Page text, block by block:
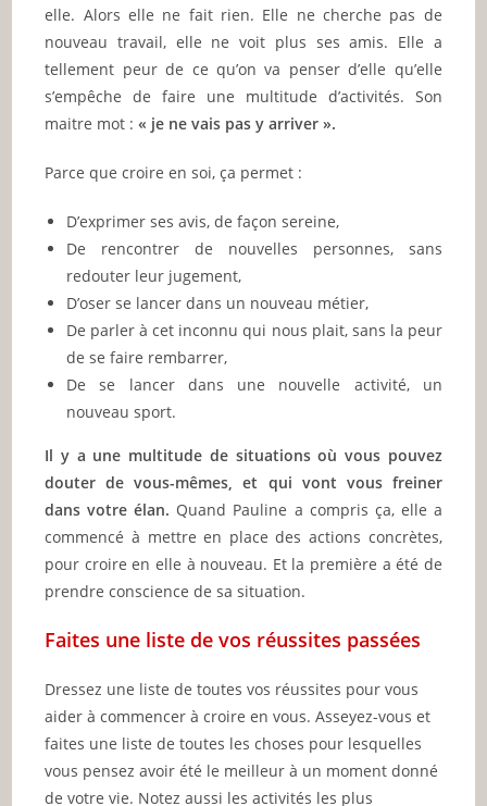
elle. Alors elle ne fait rien. Elle ne cherche pas de
nouveau travail, elle ne voit plus ses amis. Elle a
tellement peur de ce qu’on va penser d’elle qu’elle
s’empêche de faire une multitude d’activités. Son
maitre mot :« je ne vais pas y arriver ».
Parce que croire en soi, ça permet :
D’exprimer ses avis, de façon sereine,
De rencontrer de nouvelles personnes, sans
redouter leur jugement,
D’oser se lancer dans un nouveau métier,
De parler à cet inconnu qui nous plait, sans la peur
de se faire rembarrer,
De se lancer dans une nouvelle activité, un
nouveau sport.
Il y a une multitude de situations où vous pouvez
douter de vous-mêmes, et qui vont vous freiner
dans votre élan. Quand Pauline a compris ça, elle a
commencé à mettre en place des actions concrètes,
pour croire en elle à nouveau. Et la première a été de
prendre conscience de sa situation.
Faites une liste de vos réussites passées
Dressez une liste de toutes vos réussites pour vous
aider à commencer à croire en vous. Asseyez-vous et
faites une liste de toutes les choses pour lesquelles
vous pensez avoir été le meilleur à un moment donné
de votre vie. Notez aussi les activités les plus